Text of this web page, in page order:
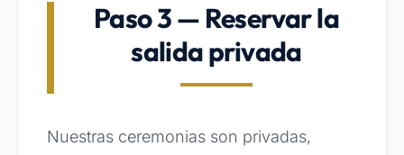
Paso 3 — Reservar la
salida privada
Nuestras ceremonias son privadas,